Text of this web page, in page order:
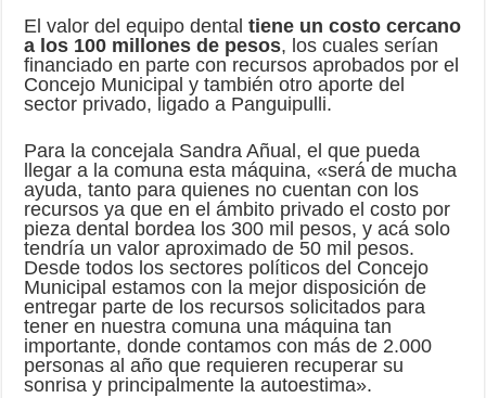
El valor del equipo dentaltiene un costo cercano
a los 100 millones de pesos, los cuales serían
financiado en parte con recursos aprobados por el
Concejo Municipal y también otro aporte del
sector privado, ligado a Panguipulli.
Para la concejala Sandra Añual, el que pueda
llegar a la comuna esta máquina, «será de mucha
ayuda, tanto para quienes no cuentan con los
recursos ya que en el ámbito privado el costo por
pieza dental bordea los 300 mil pesos, y acá solo
tendría un valor aproximado de 50 mil pesos.
Desde todos los sectores políticos del Concejo
Municipal estamos con la mejor disposición de
entregar parte de los recursos solicitados para
tener en nuestra comuna una máquina tan
importante, donde contamos con más de 2.000
personas al año que requieren recuperar su
sonrisa y principalmente la autoestima».